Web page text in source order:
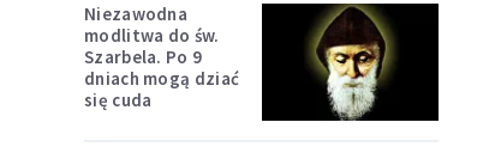
Niezawodna
modlitwa do św.
Szarbela. Po 9
dniach mogą dziać
się cuda